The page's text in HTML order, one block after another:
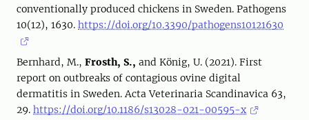
conventionally produced chickens in Sweden. Pathogens
10(12), 1630. https://doi.org/10.3390/pathogens10121630
Bernhard, M., Frosth, S., and König, U. (2021). First
report on outbreaks of contagious ovine digital
dermatitis in Sweden. Acta Veterinaria Scandinavica 63,
29. https://doi.org/10.1186/s13028-021-00595-x